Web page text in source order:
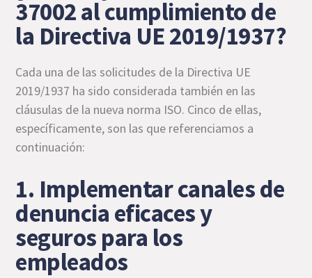
37002 al cumplimiento de
la Directiva UE 2019/1937?
Cada una de las solicitudes de la Directiva UE
2019/1937 ha sido considerada también en las
cláusulas de la nueva norma ISO. Cinco de ellas,
específicamente, son las que referenciamos a
continuación:
1. Implementar canales de
denuncia eficaces y
seguros para los
empleados